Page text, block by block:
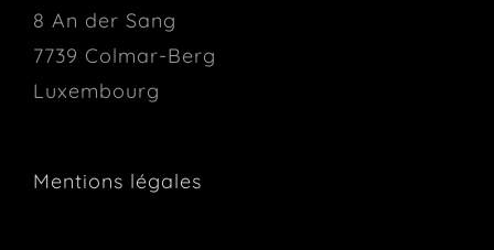
8 An der Sang
7739 Colmar-Berg
Luxembourg
Mentions légales